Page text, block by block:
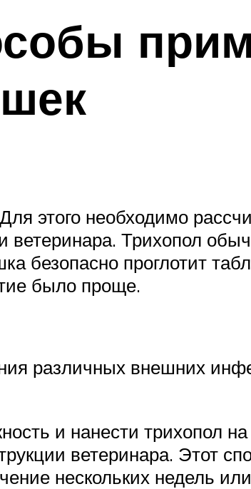
этого необходимо
ветеринара. Трихопол
безопасно проглотит
было проще.
различных внешних
и нанести трихопол
ветеринара. Этот
нескольких недель